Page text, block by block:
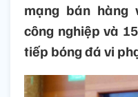
mạng bán hàng
công nghiệp và
tiếp bóng đá vi